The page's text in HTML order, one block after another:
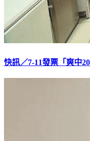
快訊／7-11發票「爽中